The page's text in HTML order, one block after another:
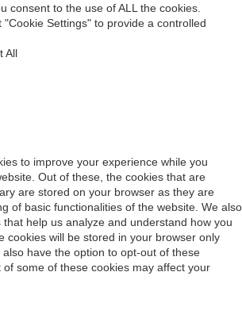
consent to the use of ALL the cookies.
"Cookie Settings" to provide a controlled
All
to improve your experience while you
Out of these, the cookies that are
are stored on your browser as they are
of basic functionalities of the website. We also
help us analyze and understand how you
cookies will be stored in your browser only
have the option to opt-out of these
some of these cookies may affect your